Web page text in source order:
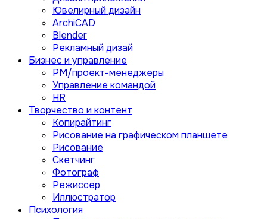
Ювелирный дизайн
ArchiCAD
Blender
Рекламный дизай
Бизнес и управление
PM/проект-менеджеры
Управление командой
HR
Творчество и контент
Копирайтинг
Рисование на графическом планшете
Рисование
Скетчинг
Фотограф
Режиссер
Иллюстратор
Психология